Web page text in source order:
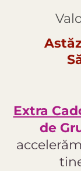
Extra
de